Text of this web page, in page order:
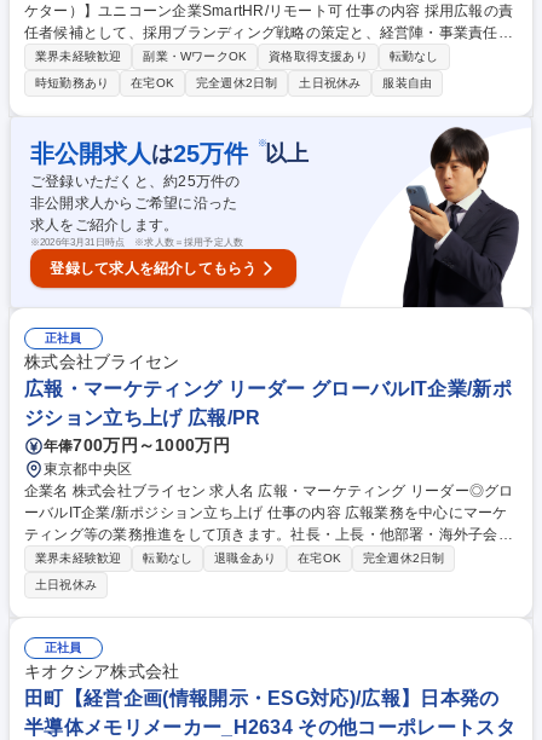
ケター）】ユニコーン企業SmartHR/リモート可 仕事の内容 採用広報の責
任者候補として、採用ブランディング戦略の策定と、経営陣・事業責任者
との合意形成をリードしていただきます。戦略に基づき、コンテンツ・イ
ベント等の施策はご自身のディレクションのもとで 実行・型化し、採用フ
ァネル（認知～応募～承諾）への効果に責任を持ちます。将来的には、企
業ブランディングに直結する経営の重要テーマとしての採用広報・ブラン
ディング全体（技術広報を含む）を統括いただくことを期待しています。
募集職種 【採用広報責任者候補（採用マーケター）】ユニコーン企業Sm
artHR/リモート可
業界未経験歓迎 副業・WワークOK 資格取得支援あり
転勤なし
時短勤務あり
在宅OK 完全週休2日制 土日祝休み 服装自由
非公開求人 は25万件 ※以上
ご登録いただくと、約25万件の
非公開求人からご希望に沿った
求人をご紹介します。
※2026年3月31日時点 ※求人数＝採用予定人数
登録して求人を紹介してもらう
正社員
株式会社ブライセン
広報・マーケティング リーダー グローバルIT企業/新ポ
ジション立ち上げ 広報/PR
年俸700万円～1000万円
東京都中央区
企業名 株式会社ブライセン 求人名 広報・マーケティング リーダー◎グロ
ーバルIT企業/新ポジション立ち上げ 仕事の内容 広報業務を中心にマーケ
ティング等の業務推進をして頂きます。社長・上長・他部署・海外子会
社・海外現地と連携しつつ、企画立案から実行までご自身で進めていただ
きます。 【詳細】■プレスリリースの企画・作成・配信■経営陣と連携し
た情報発信戦略立案■メディア対応(各種メディア窓口対応、取材対応、記
者との関係構築)■自社取材対応(取材先同行、訪問)■自社メディア・SNS
(コーポレートサイト、Instagram)の企画・運用■会社パンフレット等の作
成■プレモーション関連(イベント・展示会等の企画運営サポート)■CV数等
の各種情報管理■社内広報(社内報、全社会議の企画運営など)■採用広報 募
集職種 広報・マーケティング リーダー◎グローバルIT企業/新ポジション
立ち上げ
業界未経験歓迎 転勤なし 退職金あり 在宅OK
完全週休2日制
土日祝休み
正社員
キオクシア株式会社
田町【経営企画(情報開示・ESG対応)/広報】日本発の
半導体メモリメーカー_H2634 その他コーポレートスタ